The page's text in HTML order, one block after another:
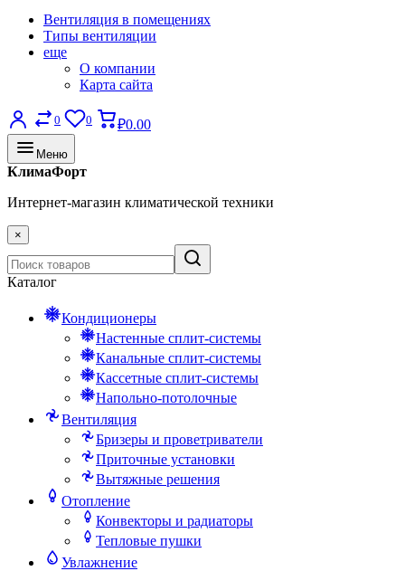
Вентиляция в помещениях
Типы вентиляции
еще
О компании
Карта сайта
0 0 ₽0.00
Меню
КлимаФорт
Интернет-магазин климатической техники
×
Каталог
Кондиционеры
Настенные сплит-системы
Канальные сплит-системы
Кассетные сплит-системы
Напольно-потолочные
Вентиляция
Бризеры и проветриватели
Приточные установки
Вытяжные решения
Отопление
Конвекторы и радиаторы
Тепловые пушки
Увлажнение